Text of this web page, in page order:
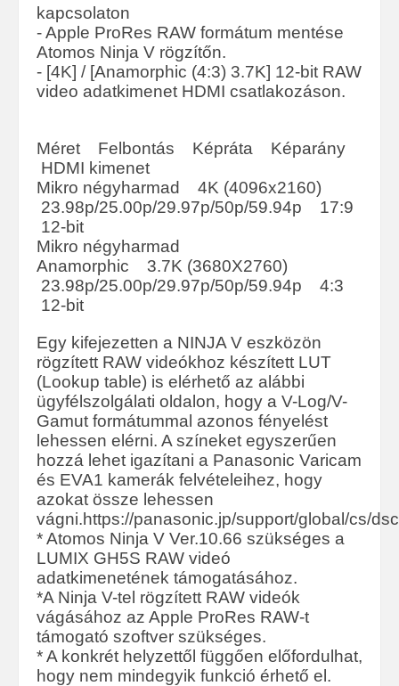
kapcsolaton
- Apple ProRes RAW formátum mentése
Atomos Ninja V rögzítőn.
- [4K] / [Anamorphic (4:3) 3.7K] 12-bit RAW
video adatkimenet HDMI csatlakozáson.
Méret Felbontás Képráta Képarány
HDMI kimenet
Mikro négyharmad 4K (4096x2160)
23.98p/25.00p/29.97p/50p/59.94p 17:9
12-bit
Mikro négyharmad
Anamorphic 3.7K (3680X2760)
23.98p/25.00p/29.97p/50p/59.94p 4:3
12-bit
Egy kifejezetten a NINJA V eszközön
rögzített RAW videókhoz készített LUT
(Lookup table) is elérhető az alábbi
ügyfélszolgálati oldalon, hogy a V-Log/V-
Gamut formátummal azonos fényelést
lehessen elérni. A színeket egyszerűen
hozzá lehet igazítani a Panasonic Varicam
és EVA1 kamerák felvételeihez, hogy
azokat össze lehessen
vágni.https://panasonic.jp/support/global/cs/
* Atomos Ninja V Ver.10.66 szükséges a
LUMIX GH5S RAW videó
adatkimenetének támogatásához.
*A Ninja V-tel rögzített RAW videók
vágásához az Apple ProRes RAW-t
támogató szoftver szükséges.
* A konkrét helyzettől függően előfordulhat,
hogy nem mindegyik funkció érhető el.